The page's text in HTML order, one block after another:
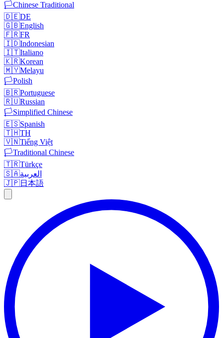
🏳️Chinese Traditional
🇩🇪DE
🇬🇧English
🇫🇷FR
🇮🇩Indonesian
🇮🇹Italiano
🇰🇷Korean
🇲🇾Melayu
🏳️Polish
🇧🇷Portuguese
🇷🇺Russian
🏳️Simplified Chinese
🇪🇸Spanish
🇹🇭TH
🇻🇳Tiếng Việt
🏳️Traditional Chinese
🇹🇷Türkçe
🇸🇦العربية
🇯🇵日本語